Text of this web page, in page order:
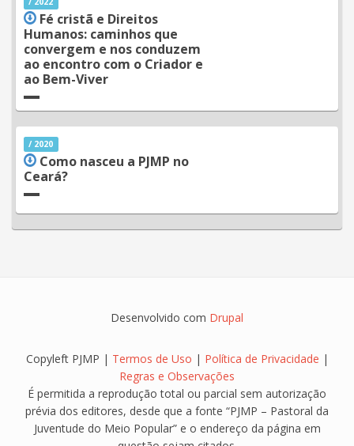
Fé cristã e Direitos
Humanos: caminhos que
convergem e nos conduzem
ao encontro com o Criador e
ao Bem-Viver
/ 2020
Como nasceu a PJMP no
Ceará?
Desenvolvido com Drupal
Copyleft PJMP | Termos de Uso | Política de Privacidade |
Regras e Observações
É permitida a reprodução total ou parcial sem autorização
prévia dos editores, desde que a fonte “PJMP – Pastoral da
Juventude do Meio Popular” e o endereço da página em